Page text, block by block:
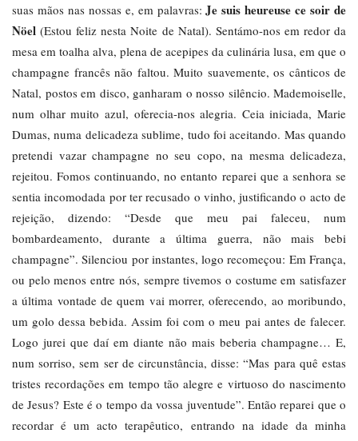
suas mãos nas nossas e, em palavras:Je suis heureuse ce soir de
Nöel (Estou feliz nesta Noite de Natal). Sentámo-nos em redor da
mesa em toalha alva, plena de acepipes da culinária lusa, em que o
champagne francês não faltou. Muito suavemente, os cânticos de
Natal, postos em disco, ganharam o nosso silêncio. Mademoiselle,
num olhar muito azul, oferecia-nos alegria. Ceia iniciada, Marie
Dumas, numa delicadeza sublime, tudo foi aceitando. Mas quando
pretendi vazar champagne no seu copo, na mesma delicadeza,
rejeitou. Fomos continuando, no entanto reparei que a senhora se
sentia incomodada por ter recusado o vinho, justificando o acto de
rejeição, dizendo: “Desde que meu pai faleceu, num
bombardeamento, durante a última guerra, não mais bebi
champagne”. Silenciou por instantes, logo recomeçou: Em França,
ou pelo menos entre nós, sempre tivemos o costume em satisfazer
a última vontade de quem vai morrer, oferecendo, ao moribundo,
um golo dessa bebida. Assim foi com o meu pai antes de falecer.
Logo jurei que daí em diante não mais beberia champagne… E,
num sorriso, sem ser de circunstância, disse: “Mas para quê estas
tristes recordações em tempo tão alegre e virtuoso do nascimento
de Jesus? Este é o tempo da vossa juventude”. Então reparei que o
recordar é um acto terapêutico, entrando na idade da minha